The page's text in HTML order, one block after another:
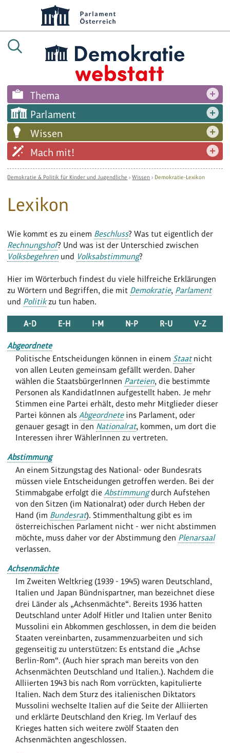
Thema
Parlament
Wissen
Mach mit!
Demokratie & Politik für Kinder und Jugendliche ›Wissen › Demokratie-Lexikon
Lexikon
Wie kommt es zu einem Beschluss? Was tut eigentlich der
Rechnungshof? Und was ist der Unterschied zwischen
Volksbegehren und Volksabstimmung?
Hier im Wörterbuch findest du viele hilfreiche Erklärungen
zu Wörtern und Begriffen, die mit Demokratie, Parlament
und Politikzu tun haben.
A-D E-H I-M N-P R-U V-Z
Abgeordnete
Politische Entscheidungen können in einem Staatnicht
von allen Leuten gemeinsam gefällt werden. Daher
wählen die StaatsbürgerInnen Parteien, die bestimmte
Personen als KandidatInnen aufgestellt haben. Je mehr
Stimmen eine Partei erhält, desto mehr Mitglieder dieser
Partei können als Abgeordneteins Parlament, oder
genauer gesagt in den Nationalrat, kommen, um dort die
Interessen ihrer WählerInnen zu vertreten.
Abstimmung
An einem Sitzungstag des National- oder Bundesrats
müssen viele Entscheidungen getroffen werden. Bei der
Stimmabgabe erfolgt die Abstimmungdurch Aufstehen
von den Sitzen (im Nationalrat) oder durch Heben der
Hand (im Bundesrat). Stimmenthaltung gibt es im
österreichischen Parlament nicht - wer nicht abstimmen
möchte, muss daher vor der Abstimmung den Plenarsaal
verlassen.
Achsenmächte
Im Zweiten Weltkrieg (1939 - 1945) waren Deutschland,
Italien und Japan Bündnispartner, man bezeichnet diese
drei Länder als „Achsenmächte“. Bereits 1936 hatten
Deutschland unter Adolf Hitler und Italien unter Benito
Mussolini ein Abkommen geschlossen, in dem die beiden
Staaten vereinbarten, zusammenzuarbeiten und sich
gegenseitig zu unterstützen: Es entstand die „Achse
Berlin-Rom“. (Auch hier sprach man bereits von den
Achsenmächten Deutschland und Italien.). Nachdem die
Alliierten 1943 bis nach Rom vorrückten, kapitulierte
Italien. Nach dem Sturz des italienischen Diktators
Mussolini wechselte Italien auf die Seite der Alliierten
und erklärte Deutschland den Krieg. Im Verlauf des
Krieges hatten sich weitere zwölf Staaten den
Achsenmächten angeschlossen.